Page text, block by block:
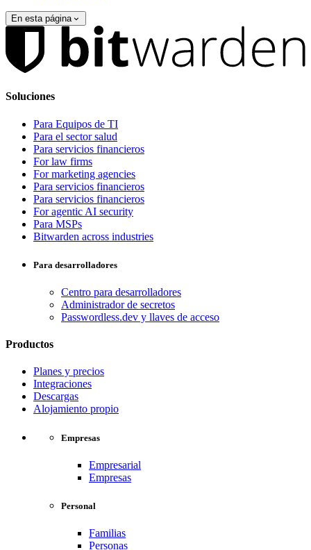
En esta página
Soluciones
Para Equipos de TI
Para el sector salud
Para servicios financieros
For law firms
For marketing agencies
Para servicios financieros
Para servicios financieros
For agentic AI security
Para MSPs
Bitwarden across industries
Para desarrolladores
Centro para desarrolladores
Administrador de secretos
Passwordless.dev y llaves de acceso
Productos
Planes y precios
Integraciones
Descargas
Alojamiento propio
Empresas
Empresarial
Empresas
Personal
Familias
Personas